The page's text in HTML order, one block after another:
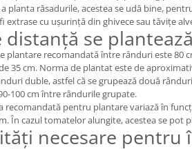
planta răsadurile, acestea se udă bine,
extrase cu ușurință din ghivece sau tăvițe
distanță se
plantare recomandată între rânduri este 80
35 cm. Norma de plantat este de
duble, astfel că se grupează două
100 cm între rândurile grupate.
recomandată pentru plantare variază în
În cazul tomatelor alungite, acestea se pot
necesare pentru